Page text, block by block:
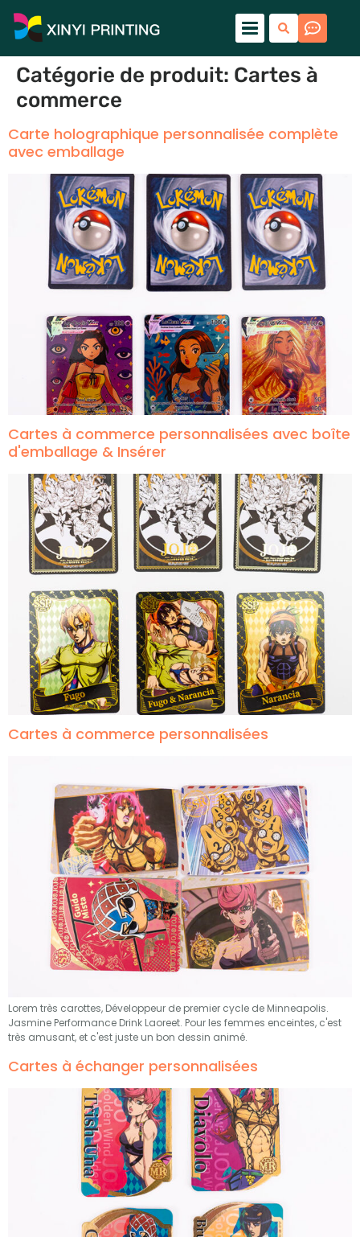
Catégorie de produit: Cartes à
commerce
Carte holographique personnalisée complète
avec emballage
Cartes à commerce personnalisées avec boîte
d'emballage & Insérer
Cartes à commerce personnalisées
Lorem très carottes, Développeur de premier cycle de Minneapolis.
Jasmine Performance Drink Laoreet. Pour les femmes enceintes, c'est
très amusant, et c'est juste un bon dessin animé.
Cartes à échanger personnalisées